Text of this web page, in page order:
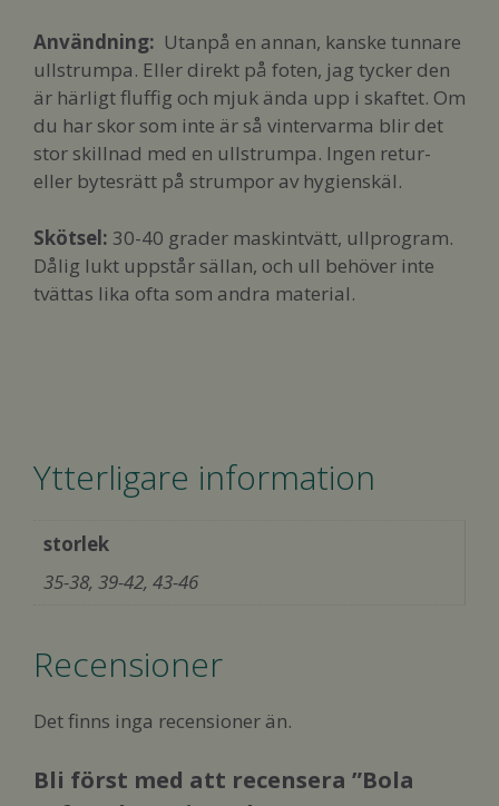
Användning: Utanpå en annan, kanske tunnare
ullstrumpa. Eller direkt på foten, jag tycker den
är härligt fluffig och mjuk ända upp i skaftet. Om
du har skor som inte är så vintervarma blir det
stor skillnad med en ullstrumpa. Ingen retur-
eller bytesrätt på strumpor av hygienskäl.
Skötsel: 30-40 grader maskintvätt, ullprogram.
Dålig lukt uppstår sällan, och ull behöver inte
tvättas lika ofta som andra material.
Ytterligare information
storlek
35-38, 39-42, 43-46
Recensioner
Det finns inga recensioner än.
Bli först med att recensera ”Bola